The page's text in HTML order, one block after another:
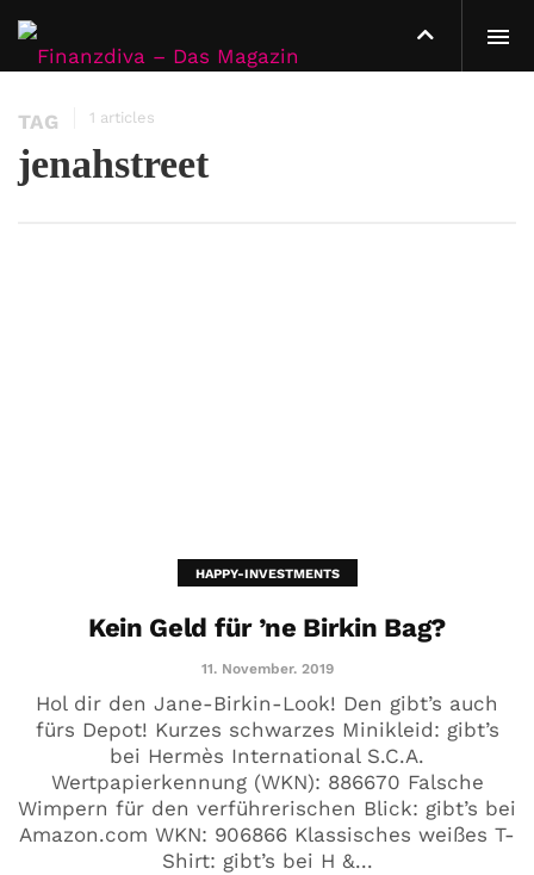
TAG 1 articles
jenahstreet
HAPPY-INVESTMENTS
Kein Geld für ’ne Birkin Bag?
11. November. 2019
Hol dir den Jane-Birkin-Look! Den gibt’s auch
fürs Depot! Kurzes schwarzes Minikleid: gibt’s
bei Hermès International S.C.A.
Wertpapierkennung (WKN): 886670 Falsche
Wimpern für den verführerischen Blick: gibt’s bei
Amazon.com WKN: 906866 Klassisches weißes T-
Shirt: gibt’s bei H &...